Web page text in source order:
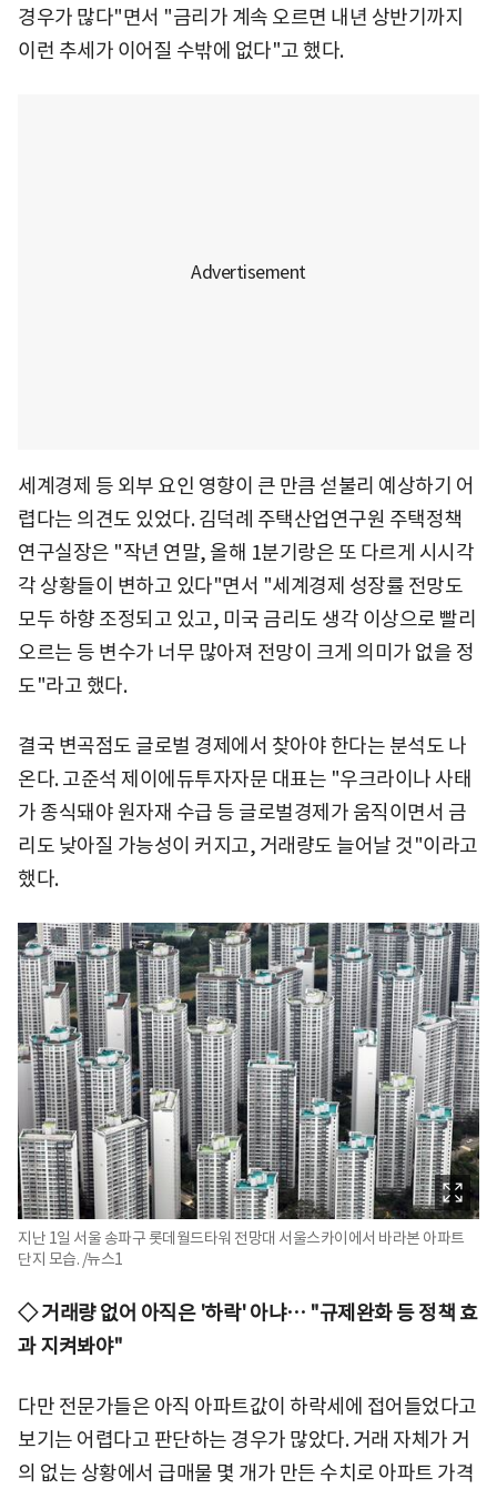
경우가 많다"면서 "금리가 계속 오르면 내년 상반기까지
이런 추세가 이어질 수밖에 없다"고 했다.
세계경제 등 외부 요인 영향이 큰 만큼 섣불리 예상하기 어
렵다는 의견도 있었다. 김덕례 주택산업연구원 주택정책
연구실장은 "작년 연말, 올해 1분기랑은 또 다르게 시시각
각 상황들이 변하고 있다"면서 "세계경제 성장률 전망도
모두 하향 조정되고 있고, 미국 금리도 생각 이상으로 빨리
오르는 등 변수가 너무 많아져 전망이 크게 의미가 없을 정
도"라고 했다.
결국 변곡점도 글로벌 경제에서 찾아야 한다는 분석도 나
온다. 고준석 제이에듀투자자문 대표는 "우크라이나 사태
가 종식돼야 원자재 수급 등 글로벌경제가 움직이면서 금
리도 낮아질 가능성이 커지고, 거래량도 늘어날 것"이라고
했다.
지난 1일 서울 송파구 롯데월드타워 전망대 서울스카이에서 바라본 아파트
단지 모습. /뉴스1
◇ 거래량 없어 아직은 '하락' 아냐… "규제완화 등 정책 효
과 지켜봐야"
다만 전문가들은 아직 아파트값이 하락세에 접어들었다고
보기는 어렵다고 판단하는 경우가 많았다. 거래 자체가 거
의 없는 상황에서 급매물 몇 개가 만든 수치로 아파트 가격